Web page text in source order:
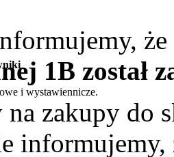
i wystawiennicze.
1B został
na zakupy do